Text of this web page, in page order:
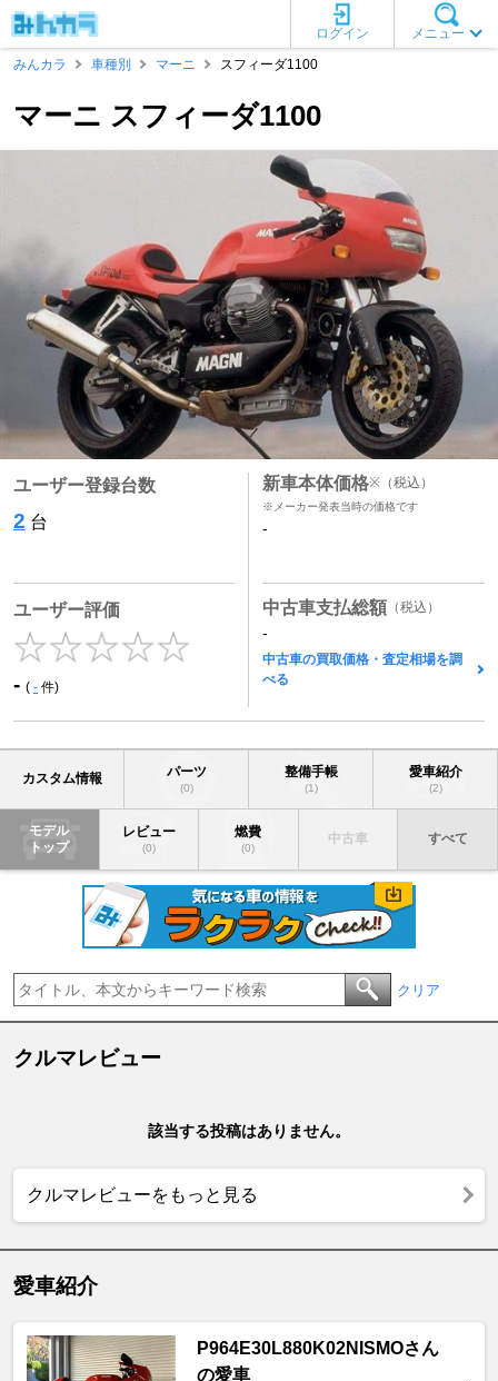
メニュー
ログイン
みんカラ
車種別 マーニ スフィーダ1100
マーニ スフィーダ1100
ユーザー登録台数
2 台
ユーザー評価
- ( - 件)
新車本体価格※ （税込）
※メーカー発表当時の価格です
-
中古車支払総額 （税込）
-
中古車の買取価格・査定相場を調
べる
カスタム情報 パーツ
(0)
整備手帳
(1)
愛車紹介
(2)
モデル
トップ
レビュー
(0)
燃費
(0)
中古車 すべて
クリア
クルマレビュー
該当する投稿はありません。
クルマレビューをもっと見る
愛車紹介
P964E30L880K02NISMOさん
の愛車